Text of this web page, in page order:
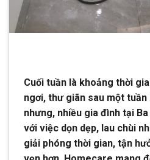
Cuối tuần là khoảng thời
ngơi, thư giãn sau một
nhưng, nhiều gia đình tại
với việc dọn dẹp, lau chùi
giải phóng thời gian, tận